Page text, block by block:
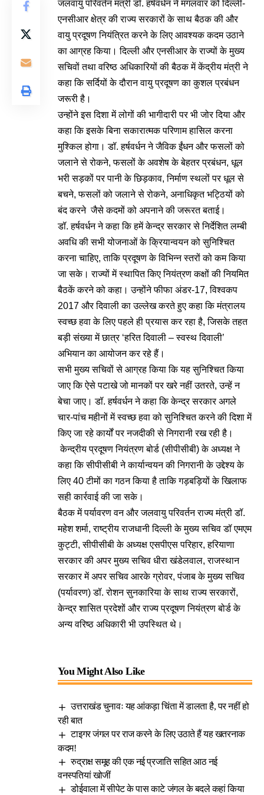
जलवायु परिवर्तन मंत्री डॉ. हर्षवर्धन ने मंगलवार को दिल्ली-
एनसीआर क्षेत्र की राज्य सरकारों के साथ बैठक की और
वायु प्रदूषण नियंत्रित करने के लिए आवश्यक कदम उठाने
का आग्रह किया। दिल्ली और एनसीआर के राज्यों के मुख्य
सचिवों तथा वरिष्ठ अधिकारियों की बैठक में केंद्रीय मंत्री ने
कहा कि सर्दियों के दौरान वायु प्रदूषण का कुशल प्रबंधन
जरूरी है।
उन्होंने इस दिशा में लोगों की भागीदारी पर भी जोर दिया और
कहा कि इसके बिना सकारात्मक परिणाम हासिल करना
मुश्किल होगा। डॉ. हर्षवर्धन ने जैविक ईंधन और फसलों को
जलाने से रोकने, फसलों के अवशेष के बेहतर प्रबंधन, धूल
भरी सड़कों पर पानी के छिड़काव, निर्माण स्थलों पर धूल से
बचने, फसलों को जलाने से रोकने, अनाधिकृत भट्ठियों को
बंद करने जैसे कदमों को अपनाने की जरूरत बताई।
डॉ. हर्षवर्धन ने कहा कि हमें केन्द्र सरकार से निर्देशित लम्बी
अवधि की सभी योजनाओं के क्रियान्वयन को सुनिश्चित
करना चाहिए, ताकि प्रदूषण के विभिन्न स्तरों को कम किया
जा सके। राज्यों में स्थापित किए नियंत्रण कक्षों की नियमित
बैठकें करने को कहा। उन्होंने फीफा अंडर-17, विश्वकप
2017 और दिवाली का उल्लेख करते हुए कहा कि मंत्रालय
स्वच्छ हवा के लिए पहले ही प्रयास कर रहा है, जिसके तहत
बड़ी संख्या में छात्र ‘हरित दिवाली – स्वस्थ दिवाली’
अभियान का आयोजन कर रहे हैं।
सभी मुख्य सचिवों से आग्रह किया कि यह सुनिश्चित किया
जाए कि ऐसे पटाखे जो मानकों पर खरे नहीं उतरते, उन्हें न
बेचा जाए। डॉ. हर्षवर्धन ने कहा कि केन्द्र सरकार अगले
चार-पांच महीनों में स्वच्छ हवा को सुनिश्चित करने की दिशा में
किए जा रहे कार्यों पर नजदीकी से निगरानी रख रही है।
केन्द्रीय प्रदूषण नियंत्रण बोर्ड (सीपीसीबी) के अध्यक्ष ने
कहा कि सीपीसीबी ने कार्यान्वयन की निगरानी के उद्देश्य के
लिए 40 टीमों का गठन किया है ताकि गड़बड़ियों के खिलाफ
सही कार्रवाई की जा सके।
बैठक में पर्यावरण वन और जलवायु परिवर्तन राज्य मंत्री डॉ.
महेश शर्मा, राष्ट्रीय राजधानी दिल्ली के मुख्य सचिव डॉ एमएम
कुट्टी, सीपीसीबी के अध्यक्ष एसपीएस परिहार, हरियाणा
सरकार की अपर मुख्य सचिव धीरा खंडेलवाल, राजस्थान
सरकार में अपर सचिव आरके ग्रोवर, पंजाब के मुख्य सचिव
(पर्यावरण) डॉ. रोशन सुनकारिया के साथ राज्य सरकारों,
केन्द्र शासित प्रदेशों और राज्य प्रदूषण नियंत्रण बोर्ड के
अन्य वरिष्ठ अधिकारी भी उपस्थित थे।
You Might Also Like
उत्तराखंड चुनावः यह आंकड़ा चिंता में डालता है, पर नहीं हो
रही बात
टाइगर जंगल पर राज करने के लिए उठाते हैं यह खतरनाक
कदम!
रुद्राक्ष समूह की एक नई प्रजाति सहित आठ नई
वनस्पतियां खोजीं
डोईवाला में सीपेट के पास काटे जंगल के बदले कहां किया